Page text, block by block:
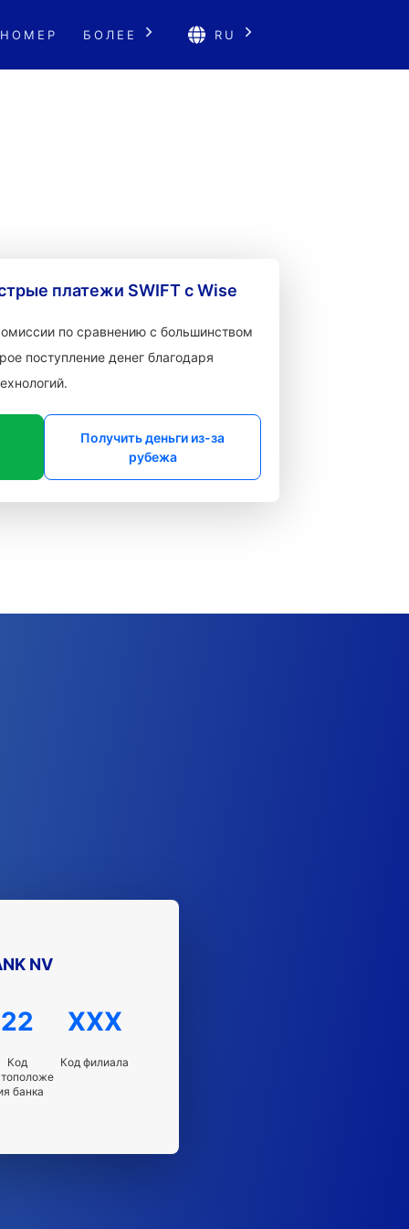
БОЛЕЕ RU
платежи SWIFT с Wise
по сравнению с большинством
поступление денег благодаря
Получить деньги из-за
рубежа
NV
22
Код
банка
XXX
Код филиала